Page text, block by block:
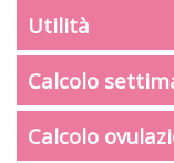
Utilità
Calcolo
Calcolo